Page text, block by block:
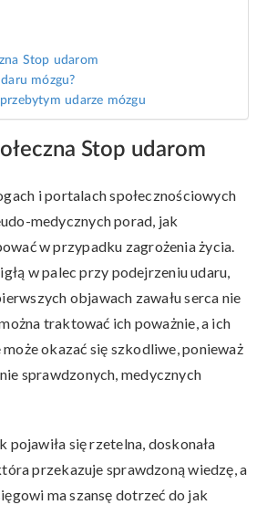
Stop udarom
mózgu?
udarze mózgu
Stop udarom
i portalach społecznościowych
medycznych porad, jak
w przypadku zagrożenia życia.
w palec przy podejrzeniu udaru,
objawach zawału serca nie
traktować ich poważnie, a ich
okazać się szkodliwe, ponieważ
sprawdzonych, medycznych
pojawiła się rzetelna, doskonała
przekazuje sprawdzoną wiedzę, a
ma szansę dotrzeć do jak